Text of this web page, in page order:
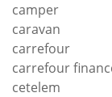
camper
caravan
carrefour
carrefour
cetelem